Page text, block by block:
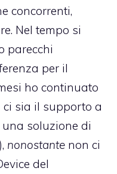
concorrenti,
Nel tempo si
parecchi
per il
ho continuato
ci sia il supporto a
una soluzione di
nonostante non ci
del